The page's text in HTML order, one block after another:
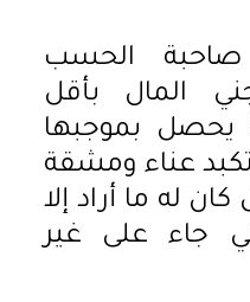
الحسب
المال بأقل
بموجبها
عناء ومشقة
له ما أراد إلا
جاء على غير